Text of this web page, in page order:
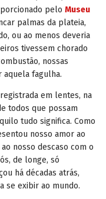
pelo Museu
palmas da plateia,
ou ao menos deveria
tivessem chorado
nossas
aquela fagulha.
em lentes, na
todos que possam
tudo significa. Como
nosso amor ao
nosso descaso com o
de longe, só
há décadas atrás,
se exibir ao mundo.